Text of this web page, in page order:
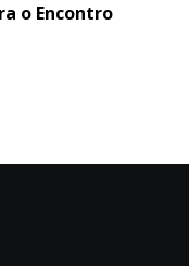
o Encontro